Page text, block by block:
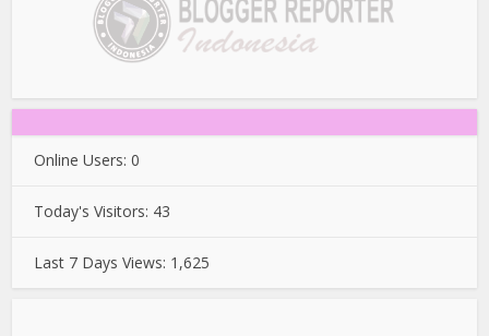
Online Users:0
Today's Visitors: 43
Last 7 Days Views: 1,625